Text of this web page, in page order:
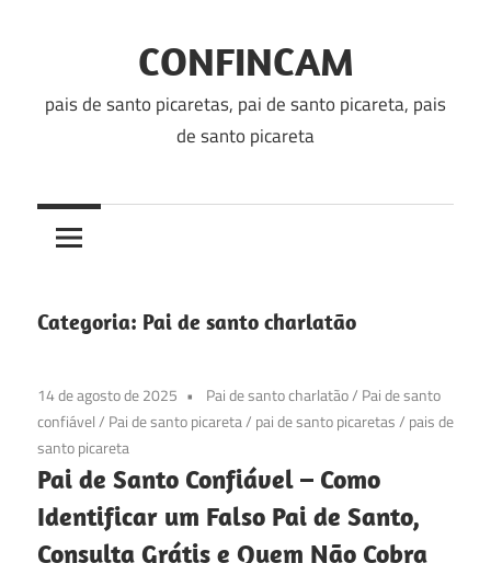
CONFINCAM
pais de santo picaretas, pai de santo picareta, pais
de santo picareta
Categoria: Pai de santo charlatão
14 de agosto de 2025 Pai de santo charlatão/ Pai de santo
confiável/ Pai de santo picareta/ pai de santo picaretas/ pais de
santo picareta
Pai de Santo Confiável – Como
Identificar um Falso Pai de Santo,
Consulta Grátis e Quem Não Cobra